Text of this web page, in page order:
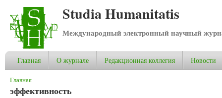
Studia Humanitatis
Международный электронный научный
Главная О журнале Редакционная коллегия Новости
Вы здесь
Главная
эффективность